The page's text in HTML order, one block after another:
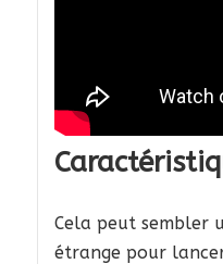
Cela peut sembler
étrange pour